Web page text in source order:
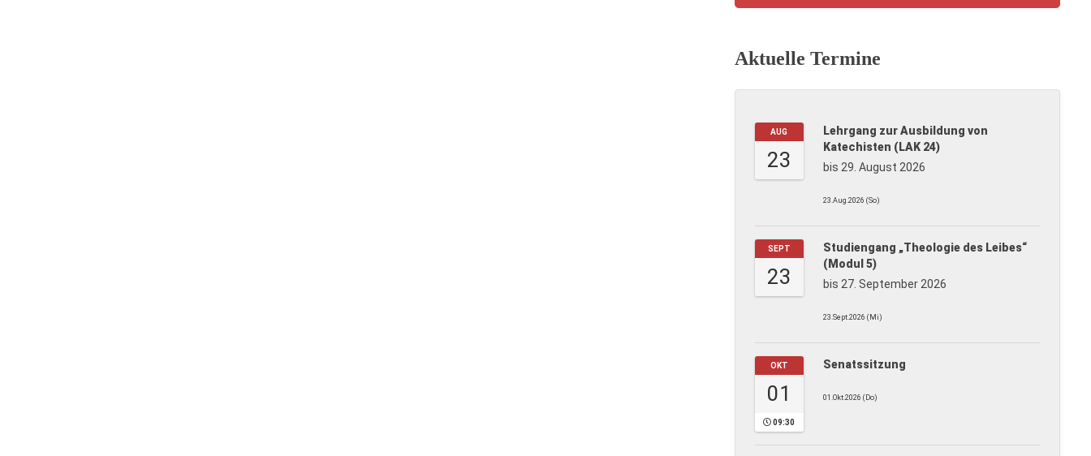
Aktuelle Termine
AUG
23
Lehrgang zur Ausbildung von
Katechisten (LAK 24)
bis 29. August 2026
23.Aug.2026 (So)
SEPT
23
Studiengang „Theologie des Leibes“
(Modul 5)
bis 27. September 2026
23.Sept.2026 (Mi)
OKT
01
09:30
Senatssitzung
01.Okt.2026 (Do)